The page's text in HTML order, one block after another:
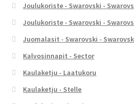
Joulukoriste - Swarovski -
Joulukoriste - Swarovski -
Juomalasit - Swarovski -
Kalvosinnapit - Sector
Kaulaketju - Laatukoru
Kaulaketju - Stelle